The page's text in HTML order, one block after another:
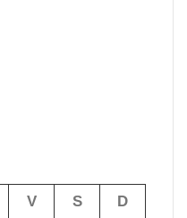
V S D